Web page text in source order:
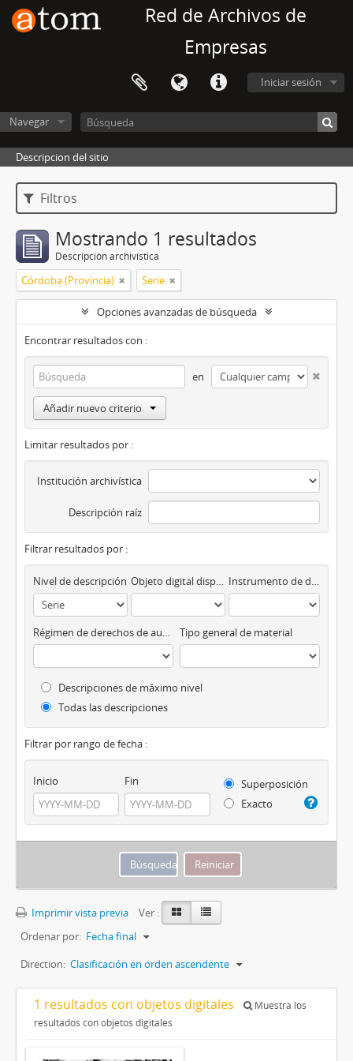
Red de Archivos de
Empresas
Iniciar sesión
Navegar
Descripcion del sitio
Filtros
Mostrando 1 resultados
Descripción archivística
Córdoba (Provincia) Serie
Opciones avanzadas de búsqueda
Encontrar resultados con :
en
Añadir nuevo criterio
Limitar resultados por :
Institución archivística
Descripción raíz
Filtrar resultados por :
Nivel de descripción Objeto digital disponibles Instrumento de descripción
Régimen de derechos de autor Tipo general de material
Descripciones de máximo nivel
Todas las descripciones
Filtrar por rango de fecha :
Inicio Fin
Superposición
Exacto
Imprimir vista previa
Ver :
Ordenar por: Fecha final
Direction: Clasificación en orden ascendente
1 resultados con objetos digitales
Muestra los
resultados con objetos digitales